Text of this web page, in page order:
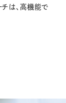
チは、高機能で